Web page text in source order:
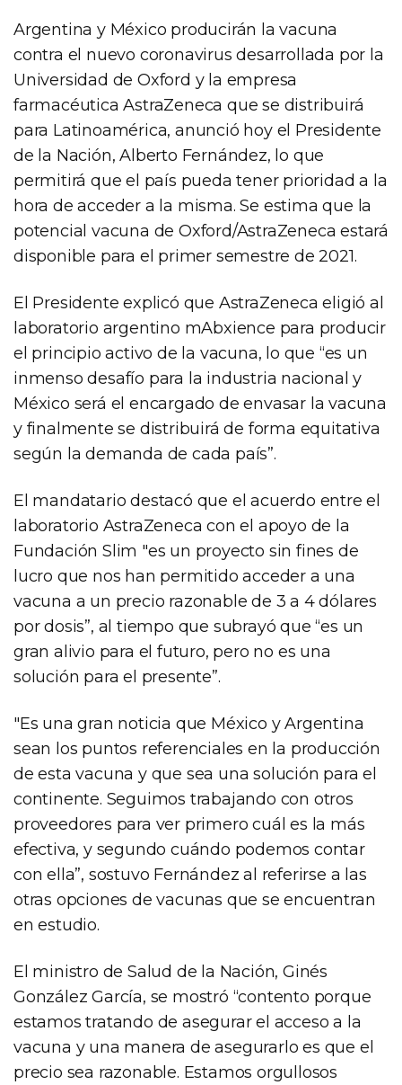
Argentina y México producirán la vacuna
contra el nuevo coronavirus desarrollada por la
Universidad de Oxford y la empresa
farmacéutica AstraZeneca que se distribuirá
para Latinoamérica, anunció hoy el Presidente
de la Nación, Alberto Fernández, lo que
permitirá que el país pueda tener prioridad a la
hora de acceder a la misma. Se estima que la
potencial vacuna de Oxford/AstraZeneca estará
disponible para el primer semestre de 2021.
El Presidente explicó que AstraZeneca eligió al
laboratorio argentino mAbxience para producir
el principio activo de la vacuna, lo que “es un
inmenso desafío para la industria nacional y
México será el encargado de envasar la vacuna
y finalmente se distribuirá de forma equitativa
según la demanda de cada país”.
El mandatario destacó que el acuerdo entre el
laboratorio AstraZeneca con el apoyo de la
Fundación Slim "es un proyecto sin fines de
lucro que nos han permitido acceder a una
vacuna a un precio razonable de 3 a 4 dólares
por dosis”, al tiempo que subrayó que “es un
gran alivio para el futuro, pero no es una
solución para el presente”.
"Es una gran noticia que México y Argentina
sean los puntos referenciales en la producción
de esta vacuna y que sea una solución para el
continente. Seguimos trabajando con otros
proveedores para ver primero cuál es la más
efectiva, y segundo cuándo podemos contar
con ella”, sostuvo Fernández al referirse a las
otras opciones de vacunas que se encuentran
en estudio.
El ministro de Salud de la Nación, Ginés
González García, se mostró “contento porque
estamos tratando de asegurar el acceso a la
vacuna y una manera de asegurarlo es que el
precio sea razonable. Estamos orgullosos